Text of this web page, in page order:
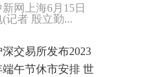
新网上海6月15日
(记者 殷立勤...
深交易所发布2023
端午节休市安排 世